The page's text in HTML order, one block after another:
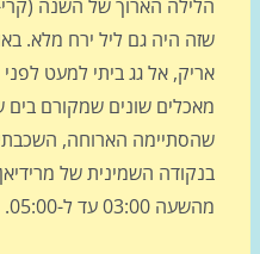
הארוך של השנה (קרי-היום
היה גם ליל ירח מלא. באותו
שונים שמקורם בים שלא
הארוחה, השכבתי אותו על
השמינית של מרידיאן
עד ל-05:00.